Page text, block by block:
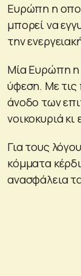
Ευρώπη η
μπορεί να
την
Μία Ευρώπη η
ύφεση. Με τις
άνοδο των
νοικοκυριά κι
Για τους
κόμματα
ανασφάλεια